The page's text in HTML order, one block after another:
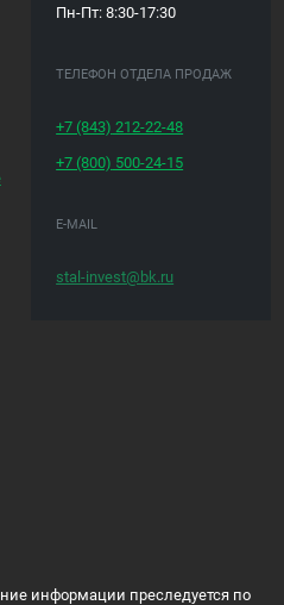
Пн-Пт: 8:30-17:30
ТЕЛЕФОН ОТДЕЛА ПРОДАЖ
+7 (843) 212-22-48
+7 (800) 500-24-15
E-MAIL
stal-invest@bk.ru
информации преследуется по